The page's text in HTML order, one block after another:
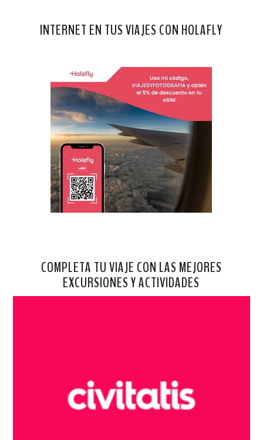
INTERNET EN TUS VIAJES CON HOLAFLY
COMPLETA TU VIAJE CON LAS MEJORES
EXCURSIONES Y ACTIVIDADES